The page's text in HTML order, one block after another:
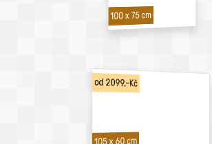
100 x 75 cm
od 2099,-Kč
105 x 60 cm